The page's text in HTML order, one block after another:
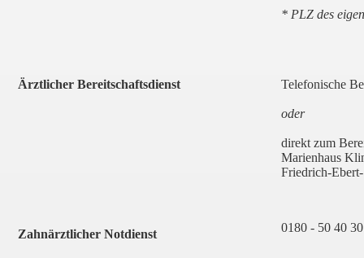
* PLZ des
Ärztlicher Bereitschaftsdienst Telefonische
oder
direkt zum
Marienhaus
Friedrich-
Zahnärztlicher Notdienst 0180 - 50 40